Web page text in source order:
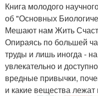
Книга молодого
об "Основных
Мешают нам Жить
Опираясь по большей
труды и лишь иногда -
увлекательно и
вредные привычки,
и какие вещества